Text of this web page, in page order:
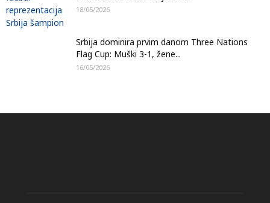
18/05/2026
Srbija dominira prvim danom Three Nations
Flag Cup: Muški 3-1, žene...
16/05/2026